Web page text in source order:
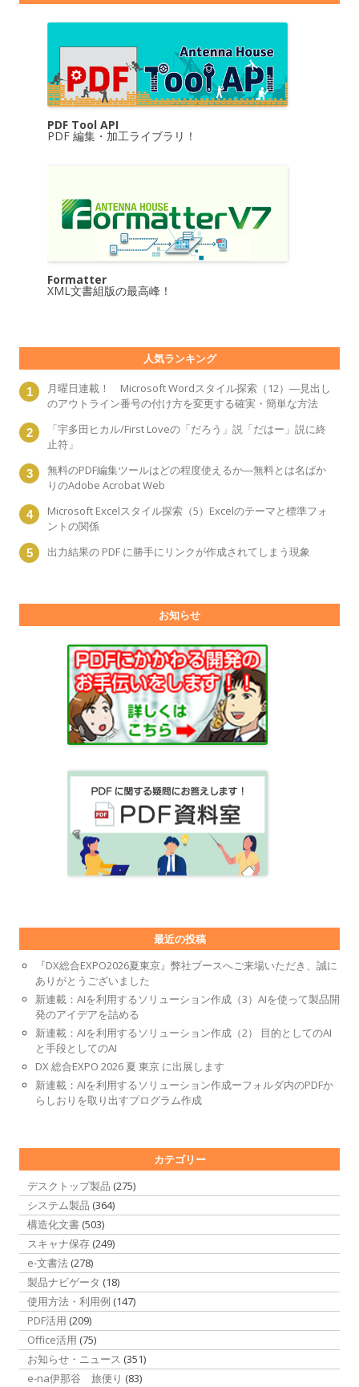
PDF Tool API
PDF 編集・加工ライブラリ！
Formatter
XML文書組版の最高峰！
人気ランキング
月曜日連載！ Microsoft Wordスタイル探索（12）―見出し
のアウトライン番号の付け方を変更する確実・簡単な方法
「宇多田ヒカル/First Loveの「だろう」説「だはー」説に終
止符」
無料のPDF編集ツールはどの程度使えるか―無料とは名ばか
りのAdobe Acrobat Web
Microsoft Excelスタイル探索（5）Excelのテーマと標準フォ
ントの関係
出力結果の PDF に勝手にリンクが作成されてしまう現象
お知らせ
最近の投稿
『DX総合EXPO2026夏東京』弊社ブースへご来場いただき、誠に
ありがとうございました
新連載：AIを利用するソリューション作成（3）AIを使って製品開
発のアイデアを詰める
新連載：AIを利用するソリューション作成（2） 目的としてのAI
と手段としてのAI
DX 総合EXPO 2026 夏 東京 に出展します
新連載：AIを利用するソリューション作成ーフォルダ内のPDFか
らしおりを取り出すプログラム作成
カテゴリー
デスクトップ製品 (275)
システム製品 (364)
構造化文書 (503)
スキャナ保存 (249)
e-文書法 (278)
製品ナビゲータ (18)
使用方法・利用例 (147)
PDF活用 (209)
Office活用 (75)
お知らせ・ニュース (351)
e-na伊那谷 旅便り (83)